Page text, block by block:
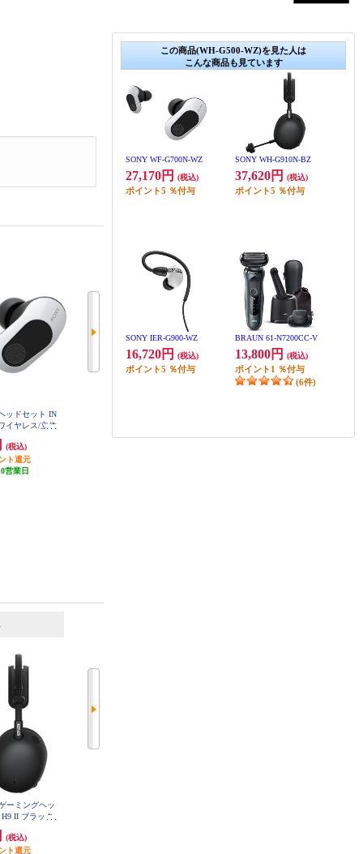
この商品(WH-G500-WZ)を見た人は
こんな商品も見ています
SONY WF-G700N-WZ
27,170円 (税込)
ポイント5 ％付与
SONY WH-G910N-BZ
37,620円 (税込)
ポイント5 ％付与
SONY IER-G900-WZ
16,720円 (税込)
ポイント5 ％付与
BRAUN 61-N7200CC-V
13,800円 (税込)
ポイント 1 ％付与
(6件)
ッドセット IN
イヤレス/立体
急速充電
G700N-WZ
(税込)
ト還元
営業日
音響/ノイズキャンセリング/ワイ
セリング/ワイヤレス接続/低遅延2.
ーミングヘッ
H9 II ブラック
(税込)
ト還元